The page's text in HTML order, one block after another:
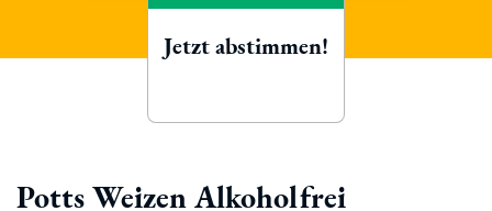
Potts Weizen Alkoholfrei
Jetzt abstimmen!